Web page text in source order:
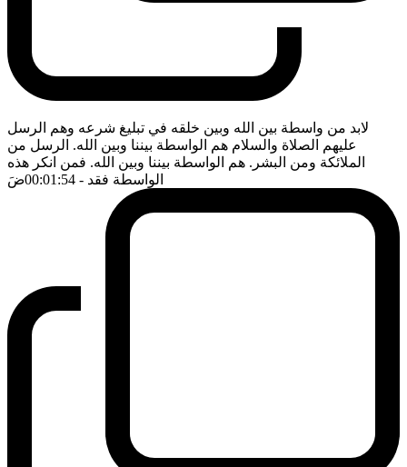
لابد من واسطة بين الله وبين خلقه في تبليغ شرعه وهم الرسل
عليهم الصلاة والسلام هم الواسطة بيننا وبين الله. الرسل من
الملائكة ومن البشر. هم الواسطة بيننا وبين الله. فمن انكر هذه
الواسطة فقد - 00:01:54 ضَ